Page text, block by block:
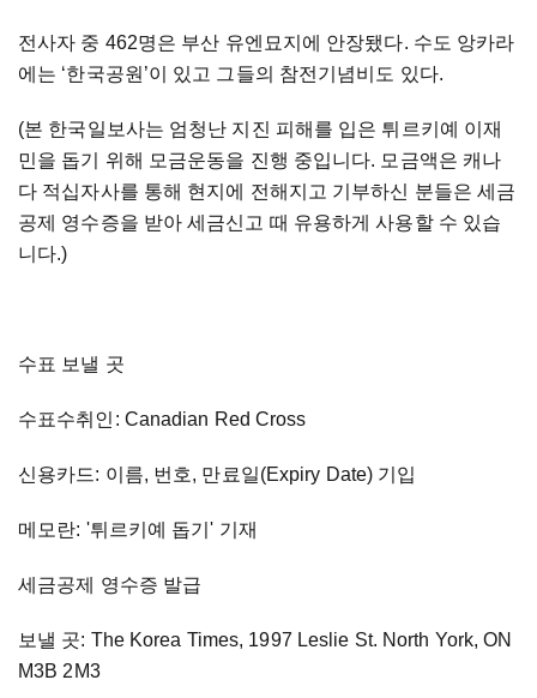
전사자 중 462명은 부산 유엔묘지에 안장됐다. 수도 앙카라
에는 ‘한국공원’이 있고 그들의 참전기념비도 있다.
(본 한국일보사는 엄청난 지진 피해를 입은 튀르키예 이재
민을 돕기 위해 모금운동을 진행 중입니다. 모금액은 캐나
다 적십자사를 통해 현지에 전해지고 기부하신 분들은 세금
공제 영수증을 받아 세금신고 때 유용하게 사용할 수 있습
니다.)
수표 보낼 곳
수표수취인: Canadian Red Cross
신용카드: 이름, 번호, 만료일(Expiry Date) 기입
메모란: '튀르키예 돕기' 기재
세금공제 영수증 발급
보낼 곳: The Korea Times, 1997 Leslie St. North York, ON
M3B 2M3